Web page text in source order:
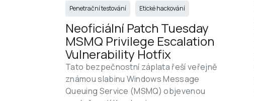
Penetrační testování Etické hackování
Neoficiální Patch Tuesday
MSMQ Privilege Escalation
Vulnerability Hotfix
Tato bezpečnostní záplata řeší veřejně
známou slabinu Windows Message
Queuing Service (MSMQ) objevenou